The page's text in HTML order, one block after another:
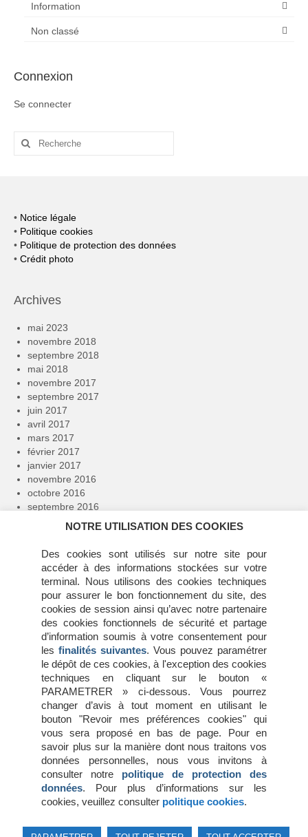
Information
Non classé
Connexion
Se connecter
Rechercher
• Notice légale
• Politique cookies
• Politique de protection des données
• Crédit photo
Archives
mai 2023
novembre 2018
septembre 2018
mai 2018
novembre 2017
septembre 2017
juin 2017
avril 2017
mars 2017
février 2017
janvier 2017
novembre 2016
octobre 2016
septembre 2016
avril 2016
janvier 2016
décembre 2015
novembre 2015
juin 2015
mai 2015
avril 2015
mars 2015
février 2015
janvier 2015
octobre 2014
Connexion
Flux des publications
Flux des commentaires
Site de WordPress-FR
© 2026 Association du droit des robots
NOTRE UTILISATION DES COOKIES
Des cookies sont utilisés sur notre site pour
accéder à des informations stockées sur votre
terminal. Nous utilisons des cookies techniques
pour assurer le bon fonctionnement du site, des
cookies de session ainsi qu’avec notre partenaire
des cookies fonctionnels de sécurité et partage
d’information soumis à votre consentement pour
les finalités suivantes. Vous pouvez paramétrer
le dépôt de ces cookies, à l'exception des cookies
techniques en cliquant sur le bouton «
PARAMETRER » ci-dessous. Vous pourrez
changer d’avis à tout moment en utilisant le
bouton "Revoir mes préférences cookies" qui
vous sera proposé en bas de page. Pour en
savoir plus sur la manière dont nous traitons vos
données personnelles, nous vous invitons à
consulter notre politique de protection des
données. Pour plus d’informations sur les
cookies, veuillez consulter politique cookies.